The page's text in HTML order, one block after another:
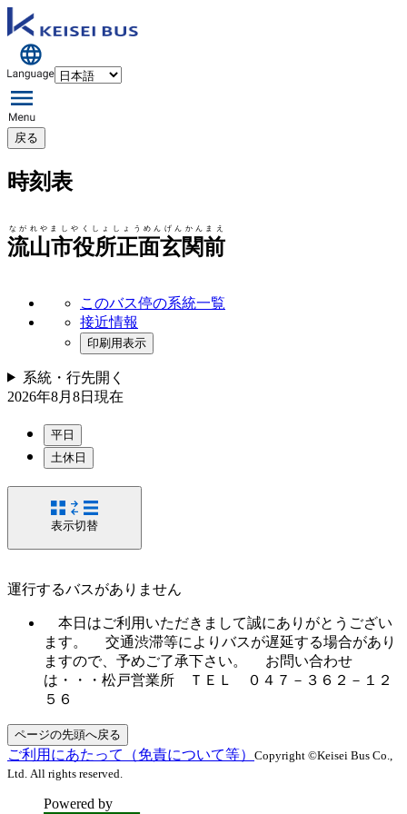
戻る
時刻表
流山市役所正面玄関前
ながれやましやくしょしょうめんげんかんまえ
このバス停の系統一覧
接近情報
印刷用表示
系統・行先開く
2026年8月8日 現在
平日
土休日
表示切替
運行するバスがありません
本日はご利用いただきまして誠にありがとうござい
ます。 交通渋滞等によりバスが遅延する場合があり
ますので、予めご了承下さい。 お問い合わせ
は・・・松戸営業所 ＴＥＬ ０４７－３６２－１２
５６
ページの先頭へ戻る
ご利用にあたって（免責について等） Copyright ©Keisei Bus Co.,
Ltd. All rights reserved.
Powered by